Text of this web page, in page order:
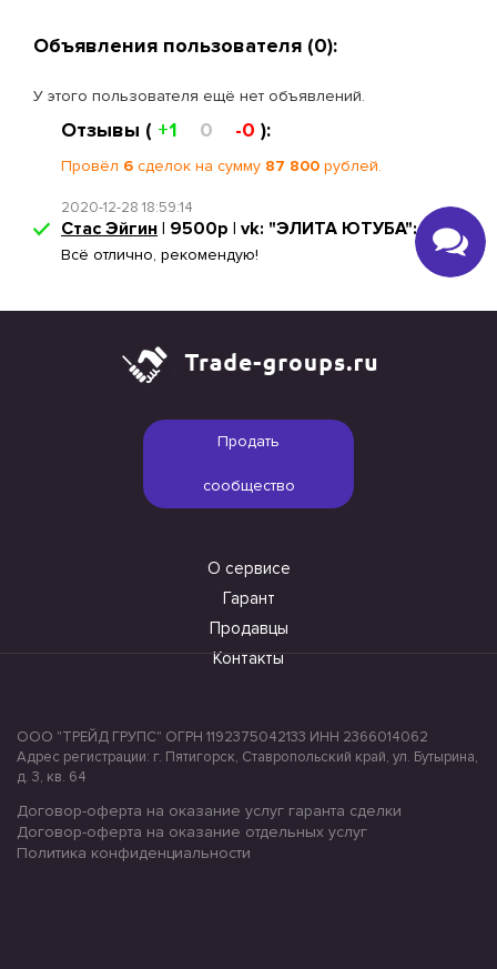
Объявления пользователя (0):
У этого пользователя ещё нет объявлений.
Отзывы ( +1 0 -0 ):
Провёл 6 сделок на сумму 87 800 рублей.
2020-12-28 18:59:14
Стас Эйгин | 9500р | vk: "ЭЛИТА ЮТУБА":
Всё отлично, рекомендую!
Продать
сообщество
О сервисе
Гарант
Продавцы
Контакты
ООО "ТРЕЙД ГРУПС" ОГРН 1192375042133 ИНН 2366014062
Адрес регистрации: г. Пятигорск, Ставропольский край, ул. Бутырина,
д. 3, кв. 64
Договор-оферта на оказание услуг гаранта сделки
Договор-оферта на оказание отдельных услуг
Политика конфиденциальности